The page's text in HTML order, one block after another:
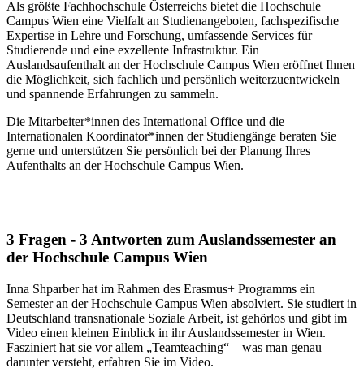
Als größte Fachhochschule Österreichs bietet die Hochschule
Campus Wien eine Vielfalt an Studienangeboten, fachspezifische
Expertise in Lehre und Forschung, umfassende Services für
Studierende und eine exzellente Infrastruktur. Ein
Auslandsaufenthalt an der Hochschule Campus Wien eröffnet Ihnen
die Möglichkeit, sich fachlich und persönlich weiterzuentwickeln
und spannende Erfahrungen zu sammeln.
Die Mitarbeiter*innen des International Office und die
Internationalen Koordinator*innen der Studiengänge beraten Sie
gerne und unterstützen Sie persönlich bei der Planung Ihres
Aufenthalts an der Hochschule Campus Wien.
3 Fragen - 3 Antworten zum Auslandssemester an
der Hochschule Campus Wien
Inna Shparber hat im Rahmen des Erasmus+ Programms ein
Semester an der Hochschule Campus Wien absolviert. Sie studiert in
Deutschland transnationale Soziale Arbeit, ist gehörlos und gibt im
Video einen kleinen Einblick in ihr Auslandssemester in Wien.
Fasziniert hat sie vor allem „Teamteaching“ – was man genau
darunter versteht, erfahren Sie im Video.